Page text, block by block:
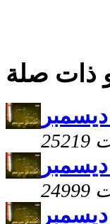
ذات صلة